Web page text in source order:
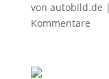
von autobild.de |
Kommentare